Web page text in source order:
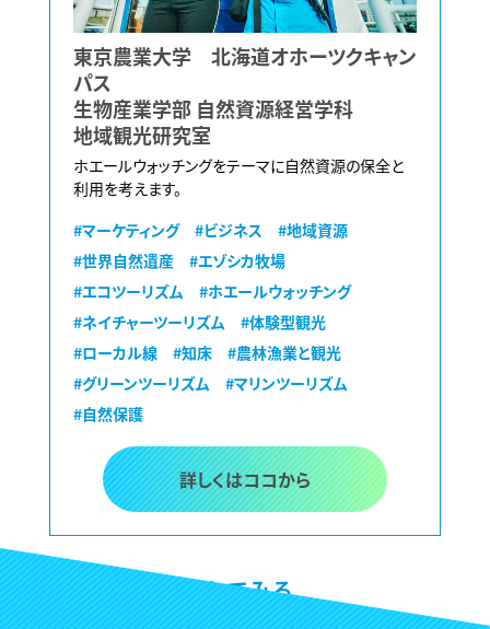
東京農業大学 北海道オホーツクキャン
パス
生物産業学部 自然資源経営学科
地域観光研究室
ホエールウォッチングをテーマに自然資源の保全と
利用を考えます。
#マーケティング
#ビジネス
#地域資源
#世界自然遺産
#エゾシカ牧場
#エコツーリズム
#ホエールウォッチング
#ネイチャーツーリズム
#体験型観光
#ローカル線
#知床
#農林漁業と観光
#グリーンツーリズム
#マリンツーリズム
#自然保護
詳しくはココから
掲載リクエストしてみる